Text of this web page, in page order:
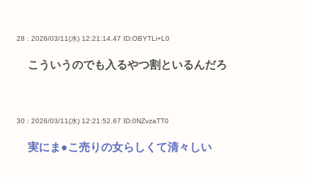
28 : 2026/03/11(水) 12:21:14.47 ID:OBYTLi+L0
こういうのでも入るやつ割といるんだろ
30 : 2026/03/11(水) 12:21:52.67 ID:0NZvzaTT0
実にま●こ売りの女らしくて清々しい